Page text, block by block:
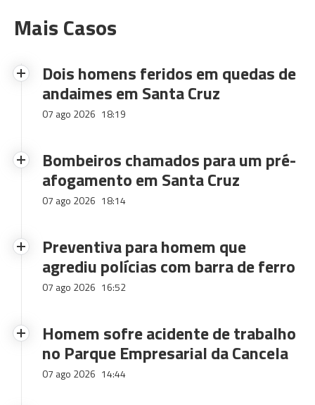
Mais Casos
Dois homens feridos em quedas de
andaimes em Santa Cruz
07 ago 2026 18:19
Bombeiros chamados para um pré-
afogamento em Santa Cruz
07 ago 2026 18:14
Preventiva para homem que
agrediu polícias com barra de ferro
07 ago 2026 16:52
Homem sofre acidente de trabalho
no Parque Empresarial da Cancela
07 ago 2026 14:44